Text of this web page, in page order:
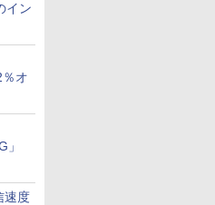
イン
オ
速度